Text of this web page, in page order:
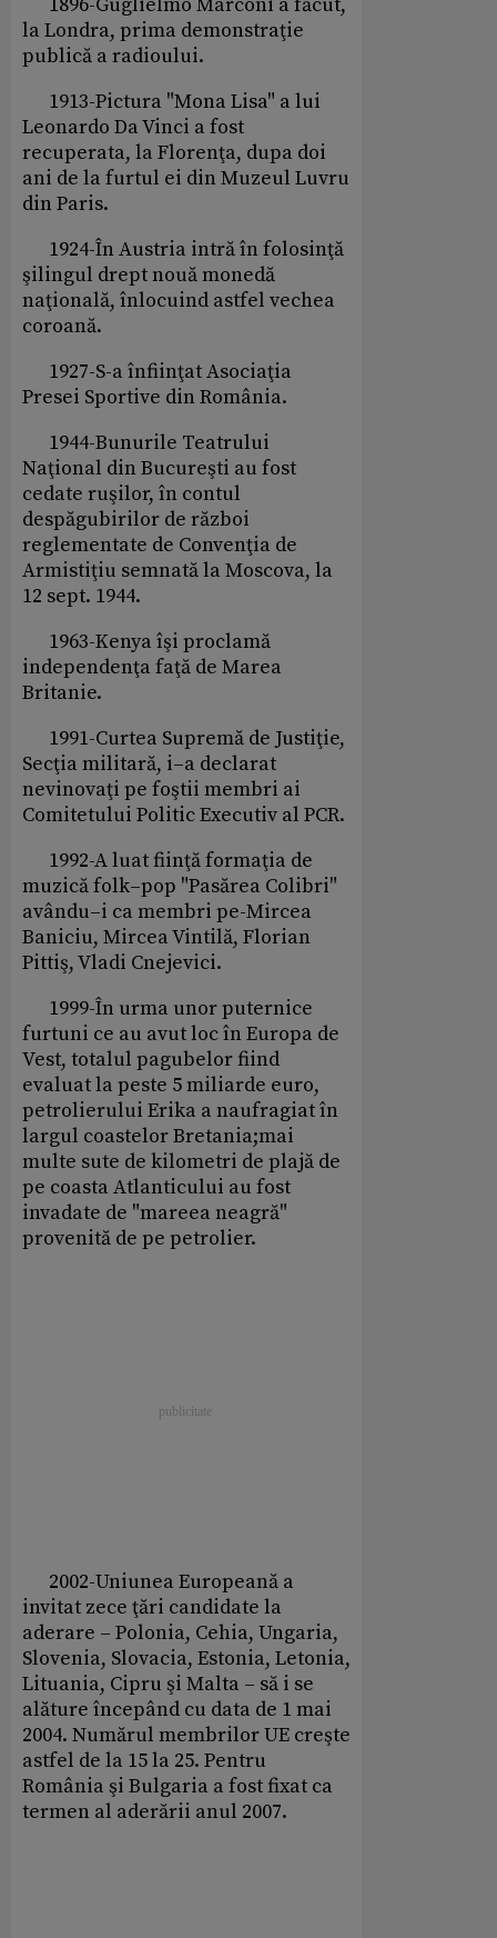
la Londra, prima demonstraţie
publică a radioului.
1913-Pictura "Mona Lisa" a lui
Leonardo Da Vinci a fost
recuperata, la Florenţa, dupa doi
ani de la furtul ei din Muzeul Luvru
din Paris.
1924-În Austria intră în folosinţă
şilingul drept nouă monedă
naţională, înlocuind astfel vechea
coroană.
1927-S-a înfiinţat Asociaţia
Presei Sportive din România.
1944-Bunurile Teatrului
Naţional din Bucureşti au fost
cedate ruşilor, în contul
despăgubirilor de război
reglementate de Convenţia de
Armistiţiu semnată la Moscova, la
12 sept. 1944.
1963-Kenya îşi proclamă
independenţa faţă de Marea
Britanie.
1991-Curtea Supremă de Justiţie,
Secţia militară, i–a declarat
nevinovaţi pe foştii membri ai
Comitetului Politic Executiv al PCR.
1992-A luat fiinţă formaţia de
muzică folk–pop "Pasărea Colibri"
avându–i ca membri pe-Mircea
Baniciu, Mircea Vintilă, Florian
Pittiş, Vladi Cnejevici.
1999-În urma unor puternice
furtuni ce au avut loc în Europa de
Vest, totalul pagubelor fiind
evaluat la peste 5 miliarde euro,
petrolierului Erika a naufragiat în
largul coastelor Bretania;mai
multe sute de kilometri de plajă de
pe coasta Atlanticului au fost
invadate de "mareea neagră"
provenită de pe petrolier.
2002-Uniunea Europeană a
invitat zece ţări candidate la
aderare – Polonia, Cehia, Ungaria,
Slovenia, Slovacia, Estonia, Letonia,
Lituania, Cipru şi Malta – să i se
alăture începând cu data de 1 mai
2004. Numărul membrilor UE creşte
astfel de la 15 la 25. Pentru
România şi Bulgaria a fost fixat ca
termen al aderării anul 2007.